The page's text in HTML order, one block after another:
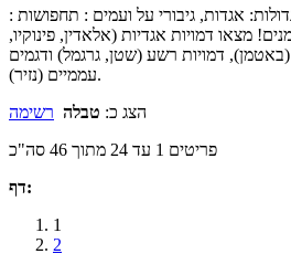
: תחפושות לגברים במידות גדולות: אגדות, גיבורי על ועמים : תחפושות
מצאו דמויות אגדיות (אלאדין, פינוקיו,
(באטמן), דמויות רשע (שטן, גרגמל) ודגמים
עממיים (נזיר).
הצג כ: טבלה רשימה
פריטים 1 עד 24 מתוך 46 סה"כ
דף:
1
2